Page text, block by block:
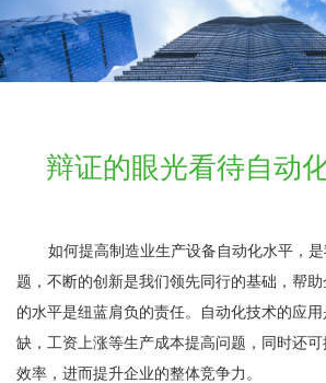
辩证的眼光看待自动
如何提高制造业生产设备自动化水平，
题，不断的创新是我们领先同行的基础，帮
的水平是纽蓝肩负的责任。自动化技术的应
缺，工资上涨等生产成本提高问题，同时还
效率，进而提升企业的整体竞争力。